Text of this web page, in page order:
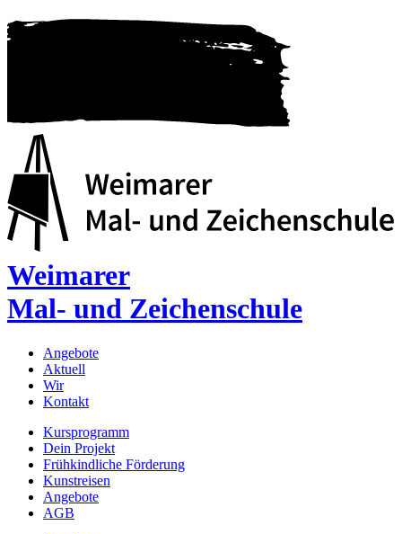
Weimarer
Mal- und Zeichenschule
Angebote
Aktuell
Wir
Kontakt
Kursprogramm
Dein Projekt
Frühkindliche Förderung
Kunstreisen
Angebote
AGB